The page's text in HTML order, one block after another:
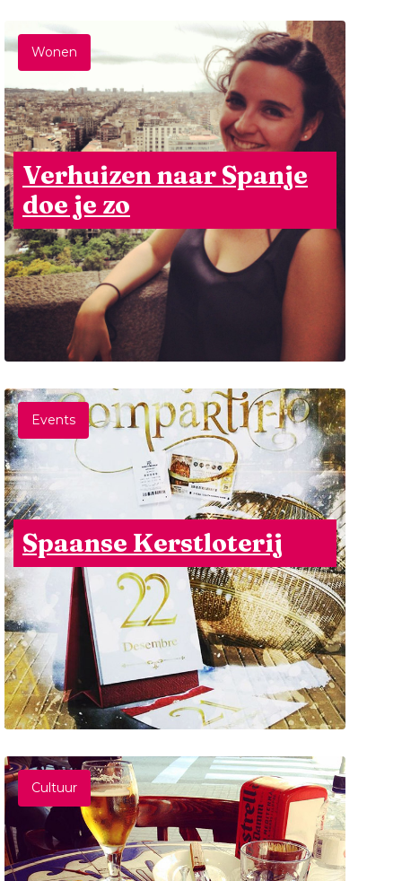
Wonen
Verhuizen naar Spanje
doe je zo
Events
Spaanse Kerstloterij
Cultuur